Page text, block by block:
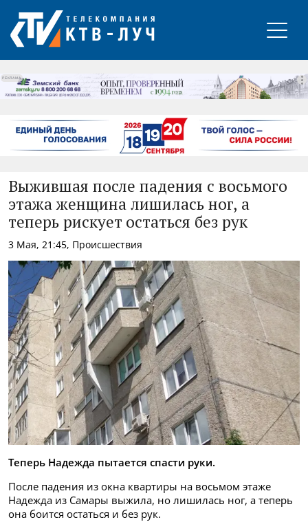
РЕКЛАМА
Выжившая после падения с восьмого
этажа женщина лишилась ног, а
теперь рискует остаться без рук
3 Мая, 21:45, Происшествия
Теперь Надежда пытается спасти руки.
После падения из окна квартиры на восьмом этаже
Надежда из Самары выжила, но лишилась ног, а теперь
она боится остаться и без рук.